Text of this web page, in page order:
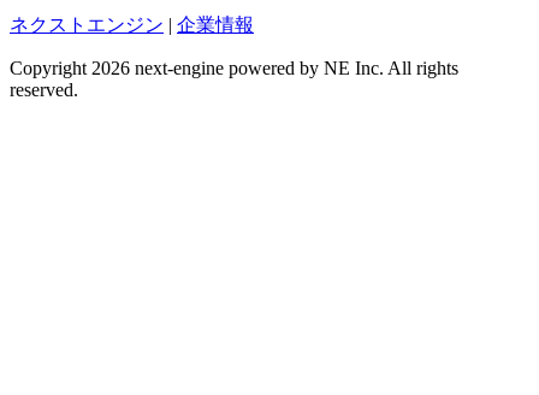
ネクストエンジン | 企業情報
Copyright 2026 next-engine powered by NE Inc. All rights
reserved.